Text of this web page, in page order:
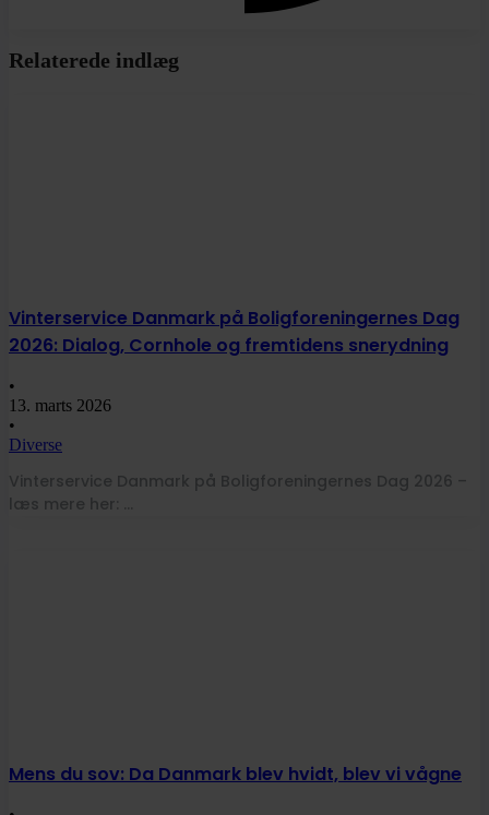
Relaterede indlæg
Vinterservice Danmark på Boligforeningernes Dag
2026: Dialog, Cornhole og fremtidens snerydning
•
13. marts 2026
•
Diverse
Vinterservice Danmark på Boligforeningernes Dag 2026 –
læs mere her: …
Mens du sov: Da Danmark blev hvidt, blev vi vågne